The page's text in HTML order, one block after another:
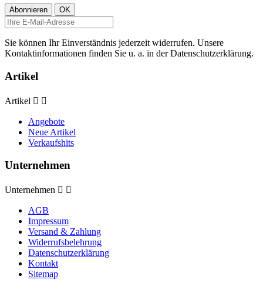
Sie können Ihr Einverständnis jederzeit widerrufen. Unsere
Kontaktinformationen finden Sie u. a. in der Datenschutzerklärung.
Artikel
Artikel  
Angebote
Neue Artikel
Verkaufshits
Unternehmen
Unternehmen  
AGB
Impressum
Versand & Zahlung
Widerrufsbelehrung
Datenschutzerklärung
Kontakt
Sitemap